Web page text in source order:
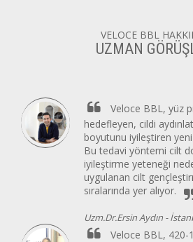
VELOCE BBL
UZMAN
Veloce BBL, yüz
hedefleyen, cildi
boyutunu iyileştiren
Bu tedavi yöntemi cilt
iyileştirme yeteneği
uygulanan cilt
sıralarında yer alıyor.
Uzm.Dr.Ersin Aydın -
Veloce BBL, 420-